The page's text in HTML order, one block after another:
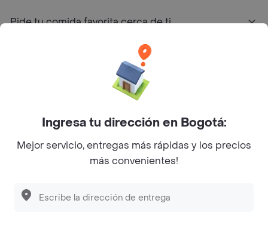
Pide tu comida favorita cerca de ti
Sobre Rappi
Facebook
Twitter
Instagram
©2026Rappi Inc. All rights reserved.
Ingresa tu dirección en Bogotá:
Mejor servicio, entregas más rápidas y los precios
más convenientes!